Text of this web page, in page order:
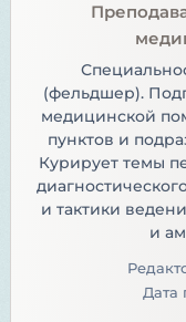
(фельдшер).
медицинской
пунктов и
Курирует темы
и тактики
и
Дата